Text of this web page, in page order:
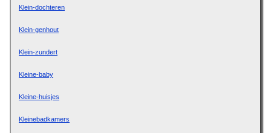
Klein-dochteren
Klein-genhout
Klein-zundert
Kleine-baby
Kleine-huisjes
Kleinebadkamers